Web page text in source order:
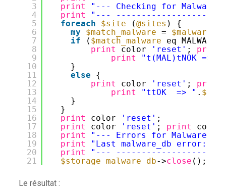
3
4
5
6
7
8
9
10
11
12
13
14
15
16
17
18
19
20
21
print
"--- Checking for
print
"---
foreach
$site (@sites ) {
my
$match_malware =
if
( $match_malware
eq
print
color 'reset' ; print
print
"t(MAL)tNOK => "
}
else
{
print
color 'reset' ; print
print
"ttOK  => " .
}
}
print
color 'reset' ;
print
color 'reset' ; print
print
"--- Errors for Malwares
print
"Last malware_db error: "
print
"---
$storage_malware_db->close ();
Le résultat :